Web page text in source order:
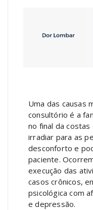
Uma das causas
consultório é a
no final da
irradiar para as
desconforto e
paciente.
execução das
casos crônicos,
psicológica com
e depressão.